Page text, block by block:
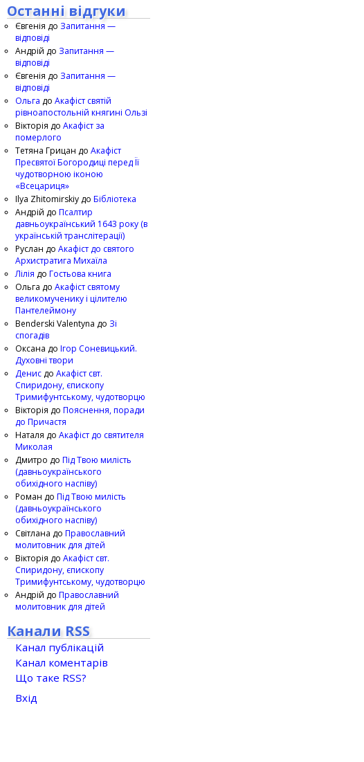
Останні відгуки
Євгенія до Запитання —
відповіді
Андрій до Запитання —
відповіді
Євгенія до Запитання —
відповіді
Ольга до Акафіст святій
рівноапостольній княгині Ользі
Вікторія до Акафіст за
померлого
Тетяна Грицан до Акафіст
Пресвятої Богородиці перед Її
чудотворною іконою
«Всецариця»
Ilya Zhitomirskiy до Бібліотека
Андрій до Псалтир
давньоукраїнський 1643 року (в
українській транслітерації)
Руслан до Акафіст до святого
Архистратига Михаїла
Лілія до Гостьова книга
Ольга до Акафіст святому
великомученику і цілителю
Пантелеймону
Benderski Valentyna до Зі
спогадів
Оксана до Ігор Соневицький.
Духовні твори
Денис до Акафіст свт.
Спиридону, єпископу
Тримифунтському, чудотворцю
Вікторія до Пояснення, поради
до Причастя
Наталя до Акафіст до святителя
Миколая
Дмитро до Під Твою милість
(давньоукраїнського
обихідного наспіву)
Роман до Під Твою милість
(давньоукраїнського
обихідного наспіву)
Світлана до Православний
молитовник для дітей
Вікторія до Акафіст свт.
Спиридону, єпископу
Тримифунтському, чудотворцю
Андрій до Православний
молитовник для дітей
Канали RSS
Канал публікацій
Канал коментарів
Що таке RSS?
Вхід